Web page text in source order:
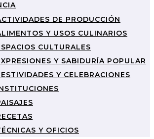
DE PRODUCCIÓN
Y USOS CULINARIOS
CULTURALES
Y SABIDURÍA POPULAR
Y CELEBRACIONES
Y OFICIOS